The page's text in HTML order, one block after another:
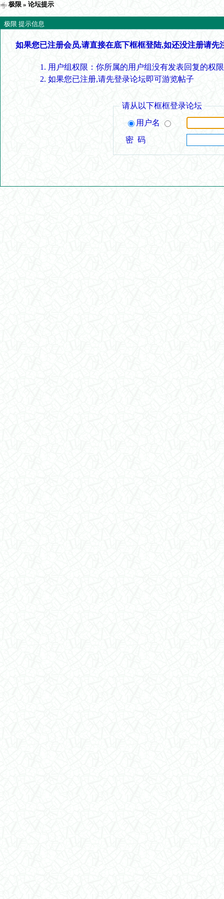
极限 » 论坛提示
极限 提示信息
如果您已注册会员,请直接在底下框框登陆,如还没注册请先
用户组权限：你所属的用户组没有发表回复的权
如果您已注册,请先登录论坛即可游览帖子
请从以下框框登录论坛
用户名
密 码